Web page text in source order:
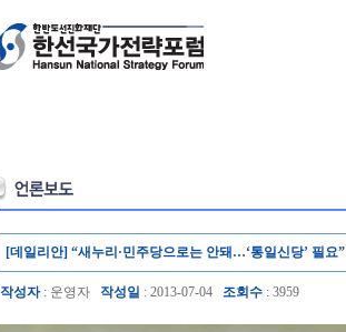
[데일리안] “새누리·민주당으로는 안돼…‘통일신당’ 필요”
작성자: 운영자 작성일 : 2013-07-04 조회수 : 3959